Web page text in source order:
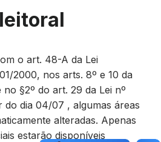
o art. 48-A da Lei
2000, nos arts. 8º e 10 da
no §2º do art. 29 da Lei nº
do dia 04/07 , algumas áreas
alteradas. Apenas
estarão disponíveis